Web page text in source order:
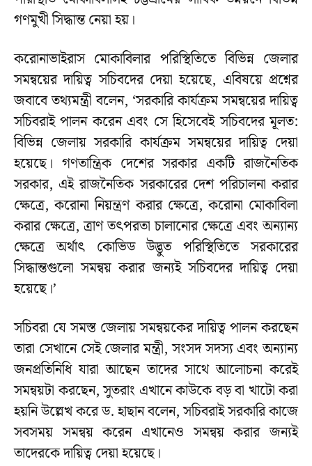
গণমুখী সিদ্ধান্ত নেয়া হয়।
করোনাভাইরাস মোকাবিলার পরিস্থিতিতে বিভিন্ন জেলার
সমন্বয়ের দায়িত্ব সচিবদের দেয়া হয়েছে, এবিষয়ে প্রশ্নের
জবাবে তথ্যমন্ত্রী বলেন, ‘সরকারি কার্যক্রম সমন্বয়ের দায়িত্ব
সচিবরাই পালন করেন এবং সে হিসেবেই সচিবদের মূলত:
বিভিন্ন জেলায় সরকারি কার্যক্রম সমন্বয়ের দায়িত্ব দেয়া
হয়েছে। গণতান্ত্রিক দেশের সরকার একটি রাজনৈতিক
সরকার, এই রাজনৈতিক সরকারের দেশ পরিচালনা করার
ক্ষেত্রে, করোনা নিয়ন্ত্রণ করার ক্ষেত্রে, করোনা মোকাবিলা
করার ক্ষেত্রে, ত্রাণ তৎপরতা চালানোর ক্ষেত্রে এবং অন্যান্য
ক্ষেত্রে অর্থাৎ কোভিড উদ্ভুত পরিস্থিতিতে সরকারের
সিদ্ধান্তগুলো সমন্বয় করার জন্যই সচিবদের দায়িত্ব দেয়া
হয়েছে।’
সচিবরা যে সমস্ত জেলায় সমন্বয়কের দায়িত্ব পালন করছেন
তারা সেখানে সেই জেলার মন্ত্রী, সংসদ সদস্য এবং অন্যান্য
জনপ্রতিনিধি যারা আছেন তাদের সাথে আলোচনা করেই
সমন্বয়টা করছেন, সুতরাং এখানে কাউকে বড় বা খাটো করা
হয়নি উল্লেখ করে ড. হাছান বলেন, সচিবরাই সরকারি কাজে
সবসময় সমন্বয় করেন এখানেও সমন্বয় করার জন্যই
তাদেরকে দায়িত্ব দেয়া হয়েছে।